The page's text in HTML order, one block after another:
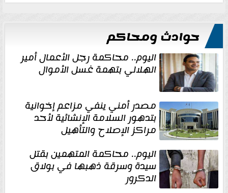
حوادث ومحاكم
اليوم.. محاكمة رجل الأعمال أمير
الهلالي بتهمة غسل الأموال
مصدر أمني ينفي مزاعم إخوانية
بتدهور السلامة الإنشائية لأحد
مراكز الإصلاح والتأهيل
اليوم.. محاكمة المتهمين بقتل
سيدة وسرقة ذهبها في بولاق
الدكرور